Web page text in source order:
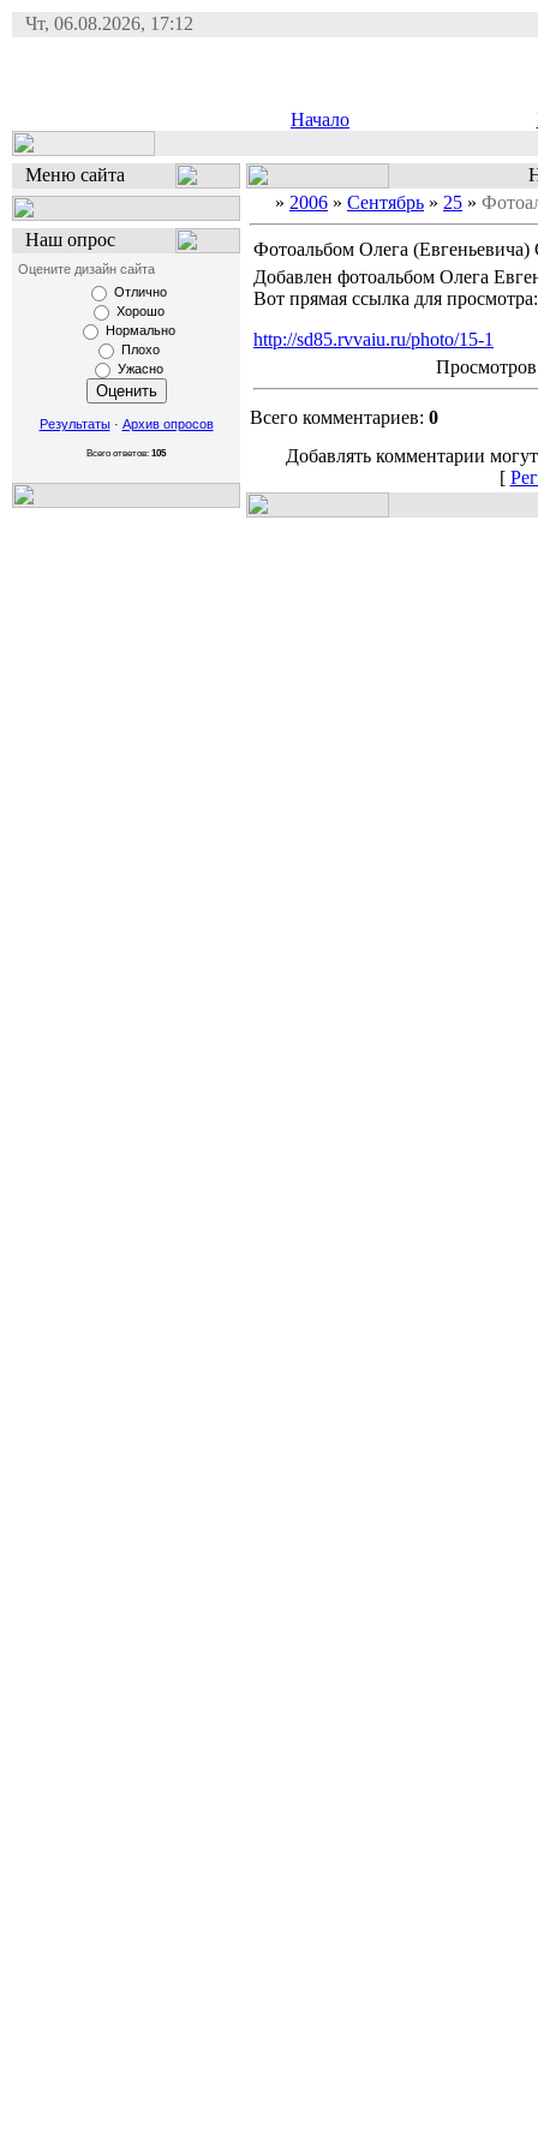
Чт, 06.08.2026, 17:12
Начало
Меню сайта
Наш опрос
Оцените дизайн сайта
Отлично
Хорошо
Нормально
Плохо
Ужасно
Результаты· Архив опросов
Всего ответов: 105
» 2006 » Сентябрь » 25 »
Фотоальбом Олега (Евгеньевича)
Добавлен фотоальбом Олега
Вот прямая ссылка для просмотра:
http://sd85.rvvaiu.ru/photo/15-1
Всего комментариев: 0
Добавлять комментарии
[